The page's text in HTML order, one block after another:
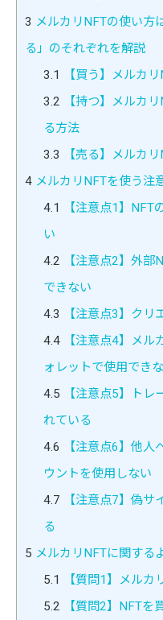
3 メルカリNFTの使い方
る」のそれぞれを解説
3.1
【買う】メルカ
3.2 【持つ】メルカ
る方法
3.3 【売る】メルカ
4 メルカリNFTを使う注
4.1
【注意点1】NFT
い
4.2 【注意点2】外部
できない
4.3 【注意点3】クリ
4.4【注意点4】メル
ォレットで使用でき
4.5 【注意点5】トレ
れている
4.6 【注意点6】他人
ウントを使用しない
4.7 【注意点7】偽サ
る
5 メルカリNFTに関する
5.1
【質問1】メルカ
5.2 【質問2】NFTを